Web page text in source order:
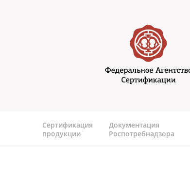
Сертификация
продукции
Документация
Роспотребнадзора